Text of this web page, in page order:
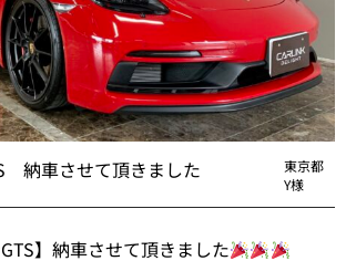
納車させて頂きました
東京都
Y様
】納車させて頂きました